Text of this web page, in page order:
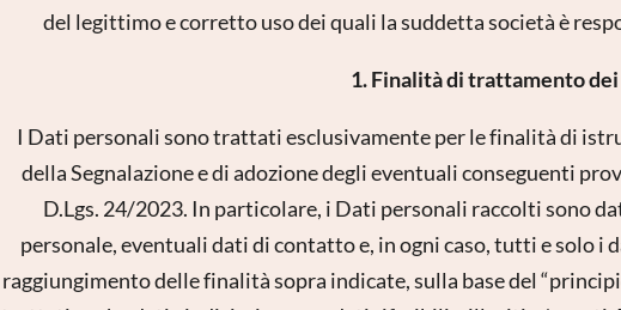
del legittimo e corretto uso dei quali la suddetta società è
1. Finalità di trattamento
I Dati personali sono trattati esclusivamente per le finalità di
della Segnalazione e di adozione degli eventuali conseguenti
D.Lgs. 24/2023. In particolare, i Dati personali raccolti sono
personale, eventuali dati di contatto e, in ogni caso, tutti e solo i
raggiungimento delle finalità sopra indicate, sulla base del